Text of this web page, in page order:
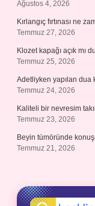
Ağustos 4, 2026
Kırlangıç fırtınası ne
Temmuz 27, 2026
Klozet kapağı açık mı
Temmuz 25, 2026
Adetliyken yapılan dua
Temmuz 24, 2026
Kaliteli bir nevresim
Temmuz 23, 2026
Beyin tümöründe
Temmuz 21, 2026